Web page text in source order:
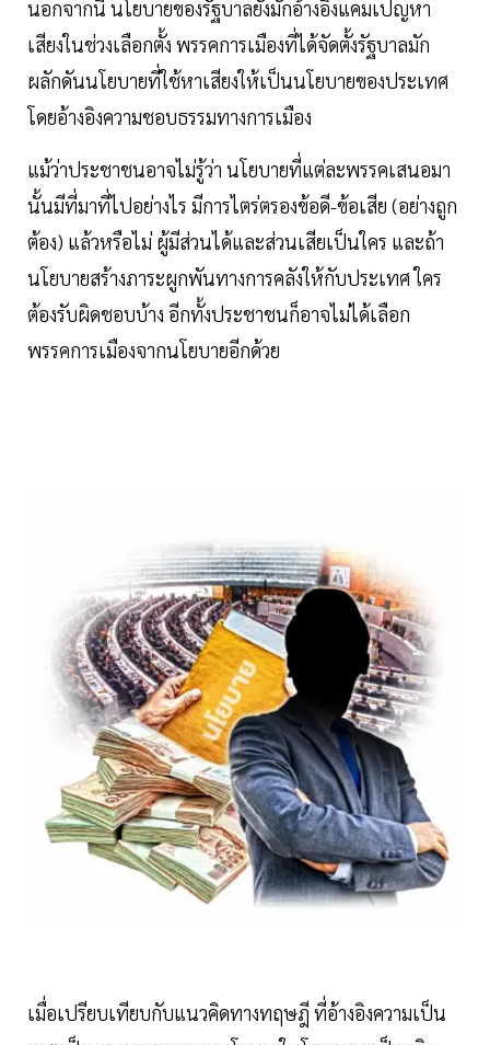
นอกจากนี้ นโยบายของรัฐบาลยังมักอ้างอิงแคมเปญหา
เสียงในช่วงเลือกตั้ง พรรคการเมืองที่ได้จัดตั้งรัฐบาลมัก
ผลักดันนโยบายที่ใช้หาเสียงให้เป็นนโยบายของประเทศ
โดยอ้างอิงความชอบธรรมทางการเมือง
แม้ว่าประชาชนอาจไม่รู้ว่า นโยบายที่แต่ละพรรคเสนอมา
นั้นมีที่มาที่ไปอย่างไร มีการไตร่ตรองข้อดี-ข้อเสีย (อย่างถูก
ต้อง) แล้วหรือไม่ ผู้มีส่วนได้และส่วนเสียเป็นใคร และถ้า
นโยบายสร้างภาระผูกพันทางการคลังให้กับประเทศ ใคร
ต้องรับผิดชอบบ้าง อีกทั้งประชาชนก็อาจไม่ได้เลือก
พรรคการเมืองจากนโยบายอีกด้วย
เมื่อเปรียบเทียบกับแนวคิดทางทฤษฎี ที่อ้างอิงความเป็น